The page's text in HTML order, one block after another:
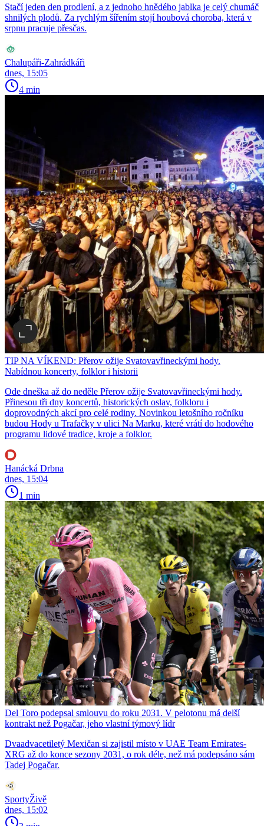
Stačí jeden den prodlení, a z jednoho hnědého jablka je celý chumáč
shnilých plodů. Za rychlým šířením stojí houbová choroba, která v
srpnu pracuje přesčas.
Chalupáři-Zahrádkáři
dnes, 15:05
4 min
TIP NA VÍKEND: Přerov ožije Svatovavřineckými hody.
Nabídnou koncerty, folklor i historii
Ode dneška až do neděle Přerov ožije Svatovavřineckými hody.
Přinesou tři dny koncertů, historických oslav, folkloru i
doprovodných akcí pro celé rodiny. Novinkou letošního ročníku
budou Hody u Trafačky v ulici Na Marku, které vrátí do hodového
programu lidové tradice, kroje a folklor.
Hanácká Drbna
dnes, 15:04
1 min
Del Toro podepsal smlouvu do roku 2031. V pelotonu má delší
kontrakt než Pogačar, jeho vlastní týmový lídr
Dvaadvacetiletý Mexičan si zajistil místo v UAE Team Emirates-
XRG až do konce sezony 2031, o rok déle, než má podepsáno sám
Tadej Pogačar.
SportyŽivě
dnes, 15:02